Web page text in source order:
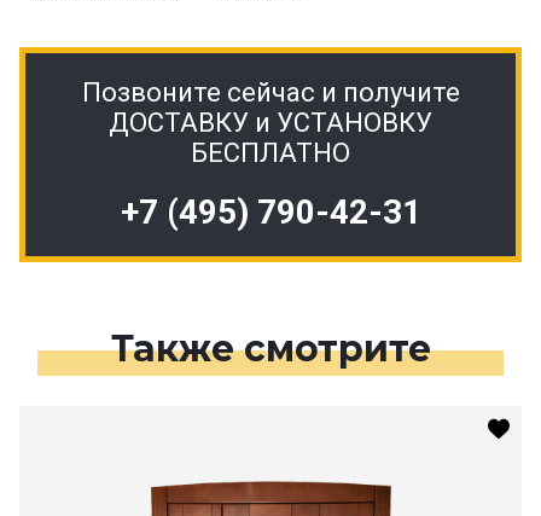
Позвоните сейчас и получите
ДОСТАВКУ и УСТАНОВКУ
БЕСПЛАТНО
+7 (495) 790-42-31
Также смотрите